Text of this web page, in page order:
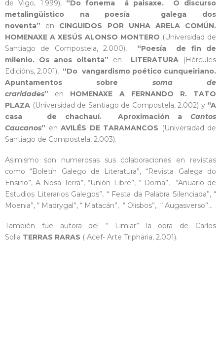
de Vigo, 1.999), “Do fonema á paisaxe. O discurso
metalingüistico na poesía galega dos
noventa” en CINGUIDOS POR UNHA ARELA COMÚN.
HOMENAXE A XESÚS ALONSO MONTERO (Universidad de
Santiago de Compostela, 2.000), “Poesía de fin de
milenio. Os anos oitenta” en LITERATURA (Hércules
Edicións, 2.001), “Do vangardismo poético cunqueiriano.
Apuntamentos sobre soma de
craridades” en HOMENAXE A FERNANDO R. TATO
PLAZA (Universidad de Santiago de Compostela, 2.002) y “A
casa de chachauí. Aproximación a Cantos
Caucanos” en AVILÉS DE TARAMANCOS (Universidad de
Santiago de Compostela, 2.003).
Asimismo son numerosas sus colaboraciones en revistas
como “Boletín Galego de Literatura”, “Revista Galega do
Ensino”, A Nosa Terra”, “Unión Libre”, “ Dorna”, “Anuario de
Estudios Literarios Galegos”, “ Festa da Palabra Silenciada”, “
Moenia”, “ Madrygal”, “ Matacán”, “ Olisbos”, “ Augasverso”…
También fue autora del “ Limiar” la obra de Carlos
Solla TERRAS RARAS ( Acef- Arte Tripharia, 2.001).